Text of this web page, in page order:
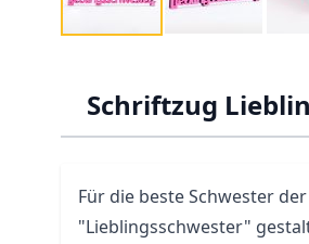
Schriftzug
Für die beste Schwester
"Lieblingsschwester"